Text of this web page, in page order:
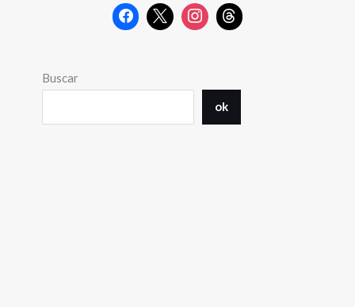
Buscar
ok